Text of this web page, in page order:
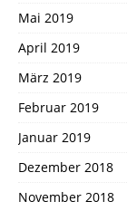
Mai 2019
April 2019
März 2019
Februar 2019
Januar 2019
Dezember 2018
November 2018